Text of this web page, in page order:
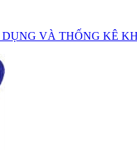
VÀ THỐNG KÊ